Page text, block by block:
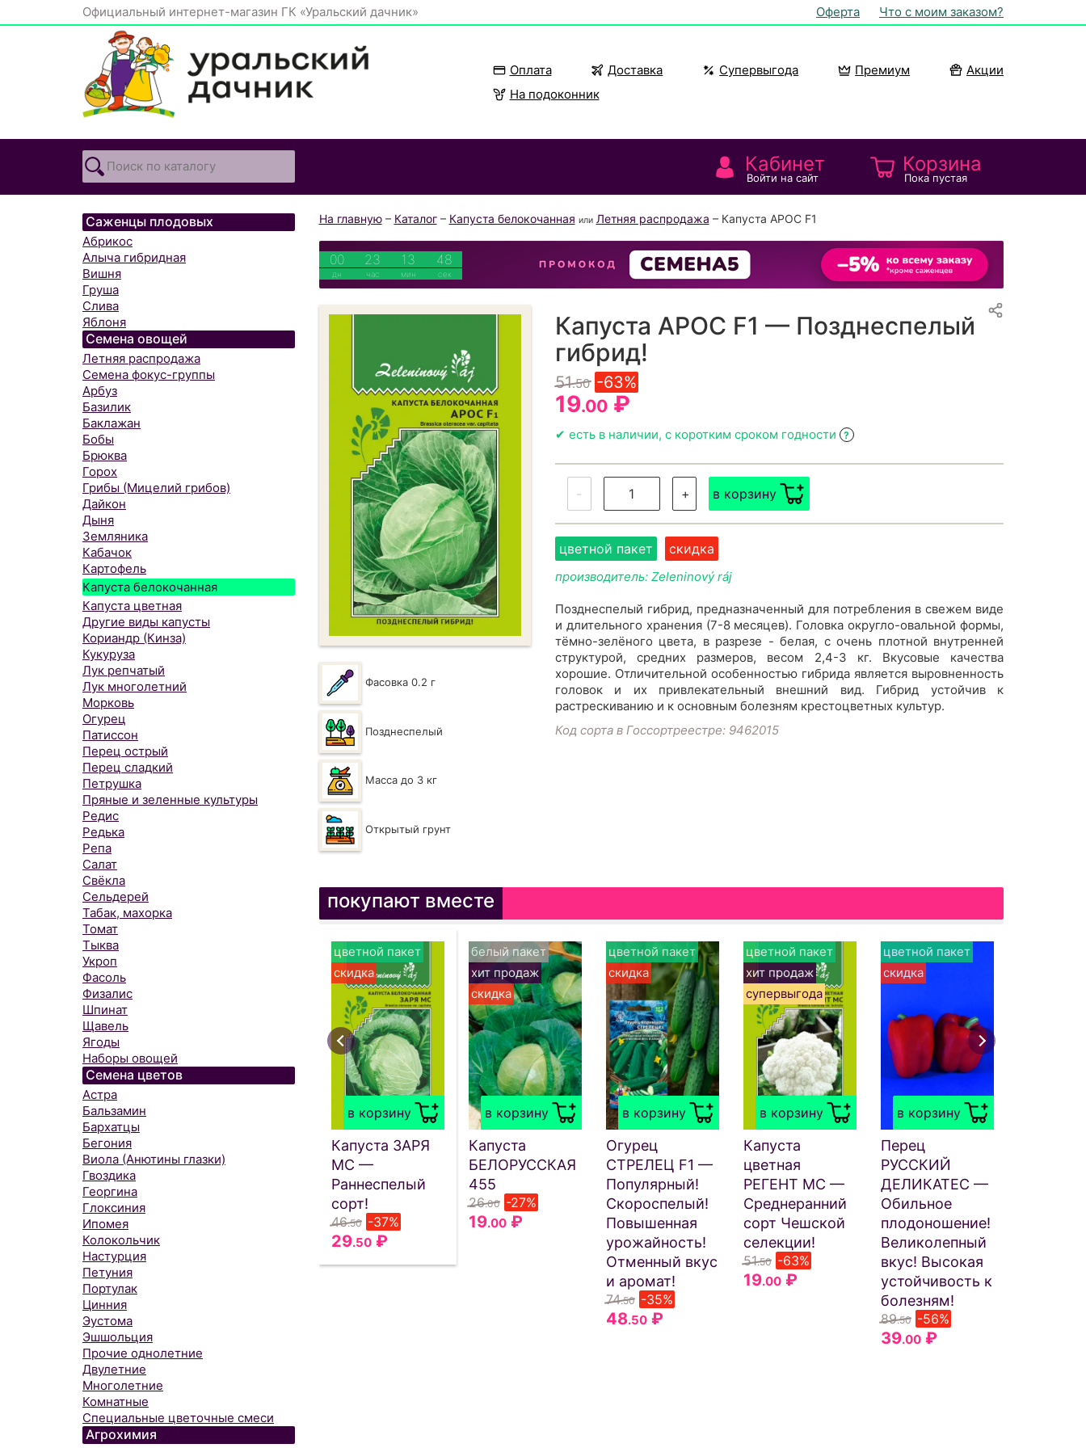
Официальный интернет-магазин ГК «Уральский дачник» Оферта Что с моим заказом?
Оплата Доставка Супервыгода Премиум
Акции
На подоконник
Кабинет
Войти на сайт
Корзина
Пока пустая
Саженцы плодовых
Абрикос
Алыча гибридная
Вишня
Груша
Слива
Яблоня
Семена овощей
Летняя распродажа
Семена фокус-группы
Арбуз
Базилик
Баклажан
Бобы
Брюква
Горох
Грибы (Мицелий грибов)
Дайкон
Дыня
Земляника
Кабачок
Картофель
Капуста белокочанная
Капуста цветная
Другие виды капусты
Кориандр (Кинза)
Кукуруза
Лук репчатый
Лук многолетний
Морковь
Огурец
Патиссон
Перец острый
Перец сладкий
Петрушка
Пряные и зеленные культуры
Редис
Редька
Репа
Салат
Свёкла
Сельдерей
Табак, махорка
Томат
Тыква
Укроп
Фасоль
Физалис
Шпинат
Щавель
Ягоды
Наборы овощей
Семена цветов
Астра
Бальзамин
Бархатцы
Бегония
Виола (Анютины глазки)
Гвоздика
Георгина
Глоксиния
Ипомея
Колокольчик
Настурция
Петуния
Портулак
Цинния
Эустома
Эшшольция
Прочие однолетние
Двулетние
Многолетние
Комнатные
Специальные цветочные смеси
Агрохимия
На главную– Каталог– Капуста белокочанная или Летняя распродажа – Капуста АРОС F1
00
дн
23
час
13
мин
48
сек
Фасовка 0.2 г
Позднеспелый
Масса до 3 кг
Открытый грунт
Капуста АРОС F1 — Позднеспелый
гибрид!
51.50 -63%
19.00₽
✔ есть в наличии, с коротким сроком годности ?
- + в корзину
цветной пакет скидка
производитель: Zeleninový ráj
Позднеспелый гибрид, предназначенный для потребления в свежем виде
и длительного хранения (7-8 месяцев). Головка округло-овальной формы,
тёмно-зелёного цвета, в разрезе - белая, с очень плотной внутренней
структурой, средних размеров, весом 2,4-3 кг. Вкусовые качества
хорошие. Отличительной особенностью гибрида является выровненность
головок и их привлекательный внешний вид. Гибрид устойчив к
растрескиванию и к основным болезням крестоцветных культур.
Код сорта в Госсортреестре: 9462015
покупают вместе
в корзину
цветной пакет
скидка
Капуста ЗАРЯ
МС —
Раннеспелый
сорт!
46.50 -37%
29.50₽
в корзину
белый пакет
хит продаж
скидка
Капуста
БЕЛОРУССКАЯ
455
26.00 -27%
19.00₽
в корзину
цветной пакет
скидка
Огурец
СТРЕЛЕЦ F1 —
Популярный!
Скороспелый!
Повышенная
урожайность!
Отменный вкус
и аромат!
74.50 -35%
48.50₽
в корзину
цветной пакет
хит продаж
супервыгода
Капуста
цветная
РЕГЕНТ МС —
Среднеранний
сорт Чешской
селекции!
51.50 -63%
19.00₽
в корзину
цветной пакет
скидка
Перец
РУССКИЙ
ДЕЛИКАТЕС —
Обильное
плодоношение!
Великолепный
вкус! Высокая
устойчивость к
болезням!
89.50 -56%
39.00₽